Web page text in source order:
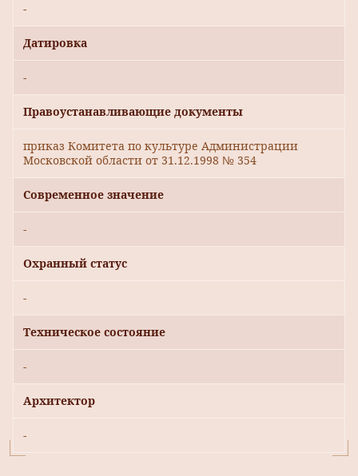
-
Датировка
-
Правоустанавливающие документы
приказ Комитета по культуре Администрации
Московской области от 31.12.1998 № 354
Современное значение
-
Охранный статус
-
Техническое состояние
-
Архитектор
-